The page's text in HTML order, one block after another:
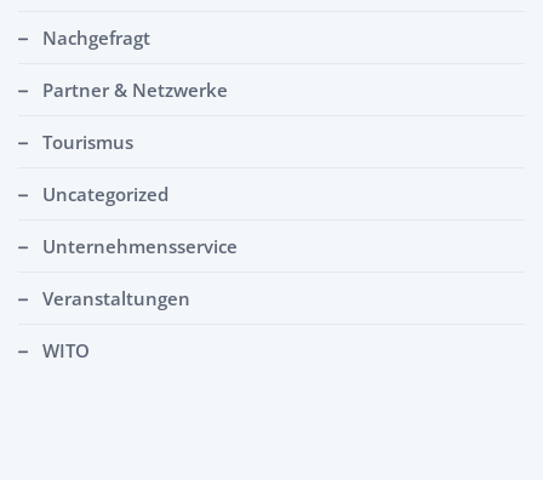
Nachgefragt
Partner & Netzwerke
Tourismus
Uncategorized
Unternehmensservice
Veranstaltungen
WITO